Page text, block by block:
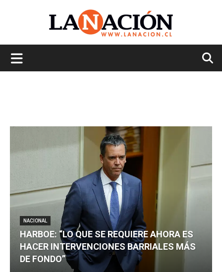
NACIONAL
HARBOE: “LO QUE SE REQUIERE AHORA ES
HACER INTERVENCIONES BARRIALES MÁS
DE FONDO”